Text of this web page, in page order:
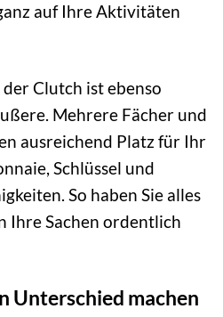
auf Ihre Aktivitäten
Clutch ist ebenso
Mehrere Fächer und
ausreichend Platz für Ihr
Schlüssel und
So haben Sie alles
Ihre Sachen ordentlich
Unterschied machen